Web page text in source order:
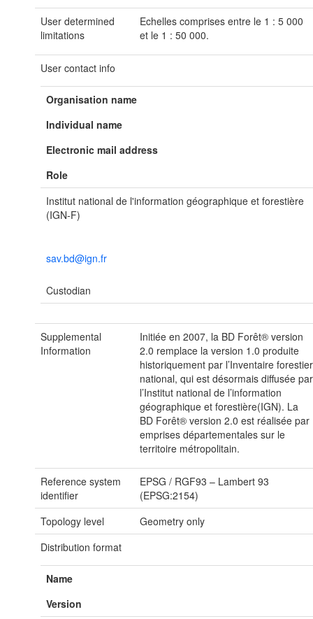
User determined
limitations
Echelles comprises entre le 1 : 5 000
et le 1 : 50 000.
User contact info
Organisation name
Individual name
Electronic mail address
Role
Institut national de l'information géographique et forestière
(IGN-F)
sav.bd@ign.fr
Custodian
Supplemental
Information
Initiée en 2007, la BD Forêt® version
2.0 remplace la version 1.0 produite
historiquement par l’Inventaire forestier
national, qui est désormais diffusée par
l’Institut national de l’information
géographique et forestière(IGN). La
BD Forêt® version 2.0 est réalisée par
emprises départementales sur le
territoire métropolitain.
Reference system
identifier
EPSG / RGF93 – Lambert 93
(EPSG:2154)
Topology level
Geometry only
Distribution format
Name
Version